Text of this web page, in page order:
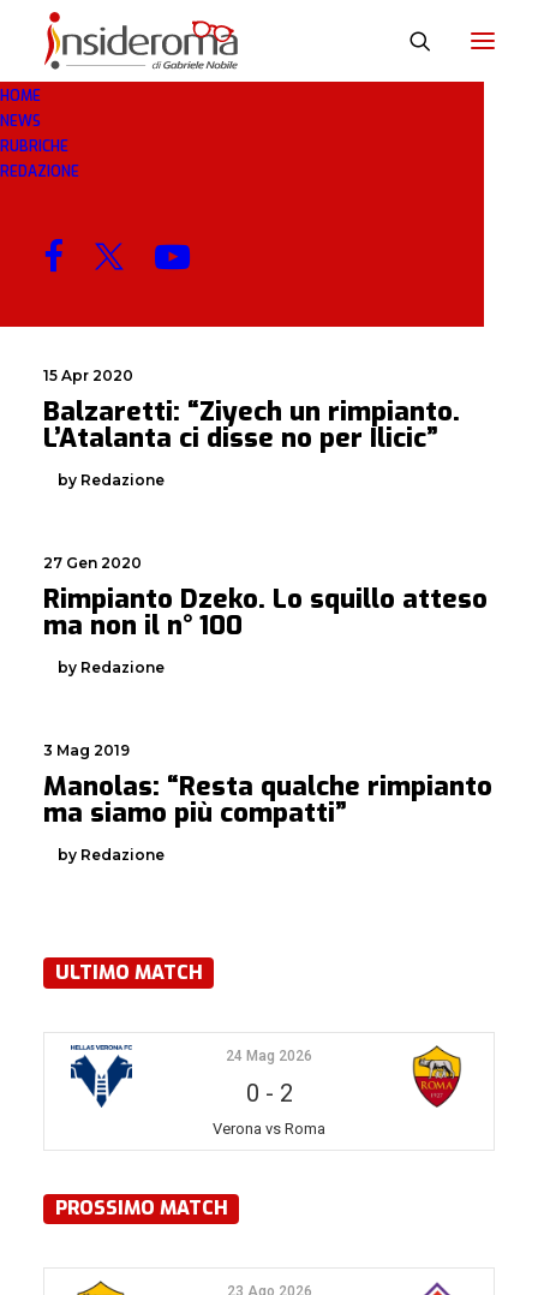
HOME
NEWS
RUBRICHE
REDAZIONE
RIMPIANTO
MENU
15 Apr 2020
Balzaretti: “Ziyech un rimpianto.
L’Atalanta ci disse no per Ilicic”
by Redazione
27 Gen 2020
Rimpianto Dzeko. Lo squillo atteso
ma non il n° 100
by Redazione
3 Mag 2019
Manolas: “Resta qualche rimpianto
ma siamo più compatti”
by Redazione
ULTIMO MATCH
24 Mag 2026
0 - 2
Verona vs Roma
PROSSIMO MATCH
23 Ago 2026